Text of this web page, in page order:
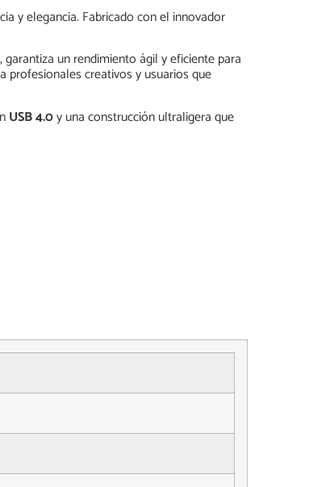
y elegancia. Fabricado con el innovador
garantiza un rendimiento ágil y eficiente para
profesionales creativos y usuarios que
USB 4.0y una construcción ultraligera que